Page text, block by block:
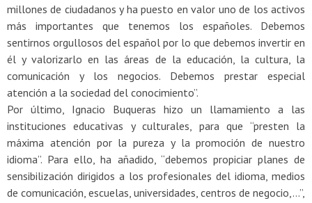
millones de ciudadanos y ha puesto en valor uno de los activos
más importantes que tenemos los españoles. Debemos
sentirnos orgullosos del español por lo que debemos invertir en
él y valorizarlo en las áreas de la educación, la cultura, la
comunicación y los negocios. Debemos prestar especial
atención a la sociedad del conocimiento”.
Por último, Ignacio Buqueras hizo un llamamiento a las
instituciones educativas y culturales, para que “presten la
máxima atención por la pureza y la promoción de nuestro
idioma”. Para ello, ha añadido, “debemos propiciar planes de
sensibilización dirigidos a los profesionales del idioma, medios
de comunicación, escuelas, universidades, centros de negocio,…”,